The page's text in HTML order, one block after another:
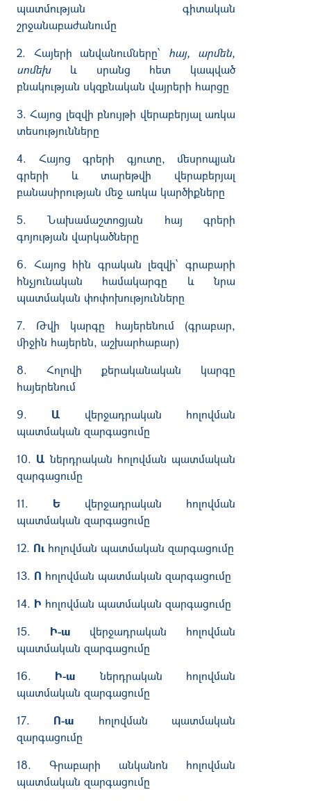
պատմության գիտական
շրջանաբաժանումը
2. Հայերի անվանումները՝ հայ, արմեն,
սոմեխև սրանց հետ կապված
բնակության սկզբնական վայրերի հարցը
3. Հայոց լեզվի բնույթի վերաբերյալ առկա
տեսությունները
4. Հայոց գրերի գյուտը, մեսրոպյան
գրերի և տարեթվի վերաբերյալ
բանասիրության մեջ առկա կարծիքները
5. Նախամաշտոցյան հայ գրերի
գոյության վարկածները
6. Հայոց հին գրական լեզվի՝ գրաբարի
հնչյունական համակարգը և նրա
պատմական փոփոխությունները
7. Թվի կարգը հայերենում (գրաբար,
միջին հայերեն, աշխարհաբար)
8. Հոլովի քերականական կարգը
հայերենում
9. Ա վերջադրական հոլովման
պատմական զարգացումը
10. Ա ներդրական հոլովման պատմական
զարգացումը
11. Ե վերջադրական հոլովման
պատմական զարգացումը
12. Ու հոլովման պատմական զարգացումը
13. Ո հոլովման պատմական զարգացումը
14. Ի հոլովման պատմական զարգացումը
15. Ի-ա վերջադրական հոլովման
պատմական զարգացումը
16. Ի-ա ներդրական հոլովման
պատմական զարգացումը
17. Ո-ա հոլովման պատմական
զարգացումը
18. Գրաբարի անկանոն հոլովման
պատմական զարգացումը